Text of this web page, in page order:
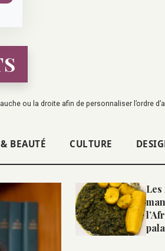
ou la droite afin de personnaliser l’ordre
BEAUTÉ CULTURE
Les